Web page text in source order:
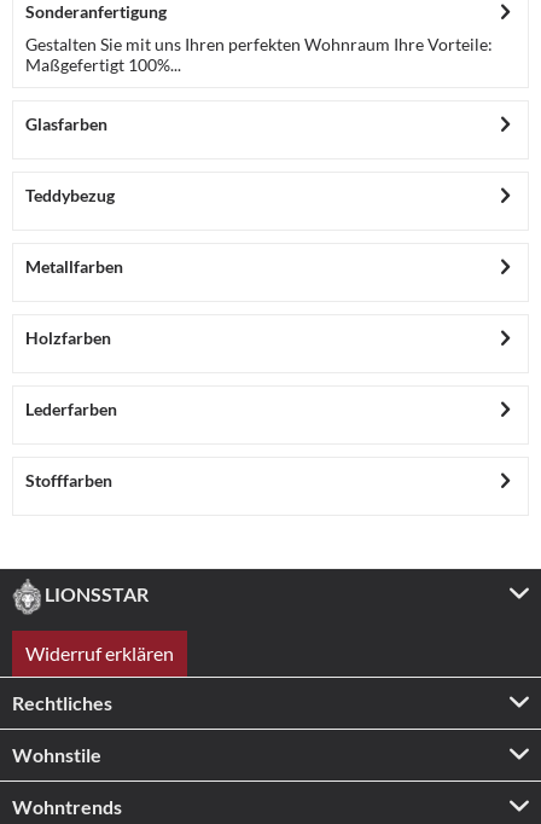
Sonderanfertigung
Gestalten Sie mit uns Ihren perfekten Wohnraum Ihre Vorteile:
Maßgefertigt 100%...
Glasfarben
Teddybezug
Metallfarben
Holzfarben
Lederfarben
Stofffarben
LIONSSTAR
Widerruf erklären
Rechtliches
Wohnstile
Wohntrends